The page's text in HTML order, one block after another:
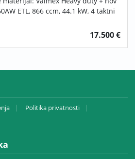
ETL, 866 ccm, 44.1 kW, 4 taktni
17.500 €
Politika privatnosti